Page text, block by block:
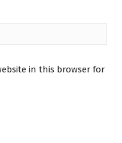
in this browser for